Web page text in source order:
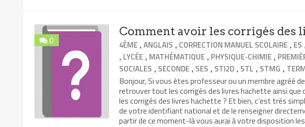
0
Comment avoir les corrigés des
4ÈME ,ANGLAIS , CORRECTION MANUEL SCOLAIRE , ES ,
, LYCÉE , MATHÉMATIQUE , PHYSIQUE-CHIMIE ,
SOCIALES , SECONDE , SES , STI2D , STL , STMG ,
Bonjour, Si vous êtes professeur ou un membre agréé
retrouver tout les corrigés des livres hachette ainsi que
les corrigés des livres hachette ? Et bien, c’est très
de votre identifiant national et de le renseigner
partir de ce moment-là vous aurai à votre disposition